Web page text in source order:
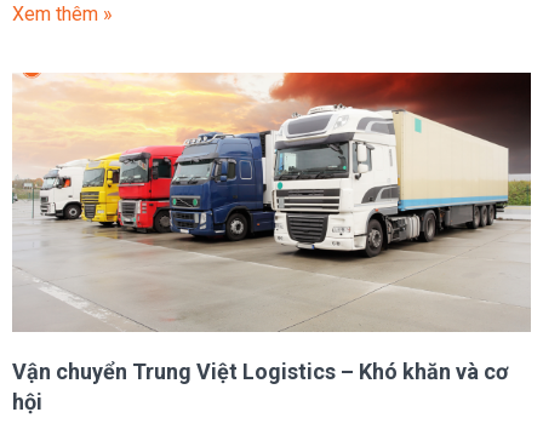
Xem thêm »
Vận chuyển Trung Việt Logistics – Khó khăn và cơ
hội